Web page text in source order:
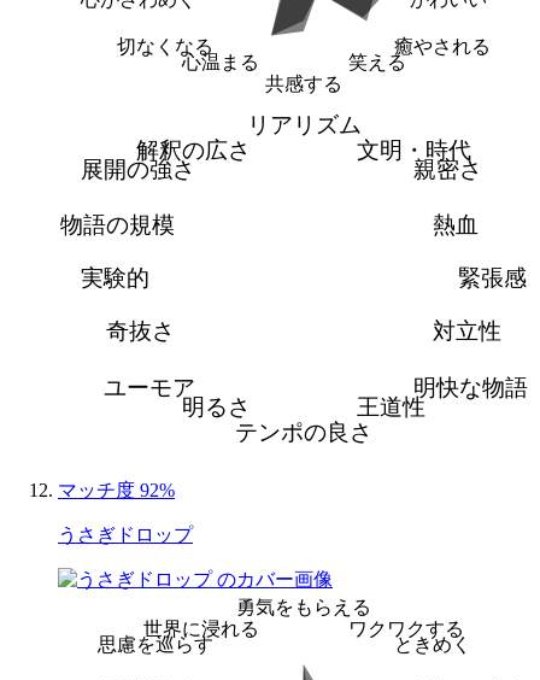
癒やされる
笑える
共感する
心温まる
切なくなる
リアリズム
文明・時代
親密さ
熱血
緊張感
対立性
明快な物語
王道性
テンポの良さ
明るさ
ユーモア
奇抜さ
実験的
物語の規模
展開の強さ
解釈の広さ
マッチ度 92%
うさぎドロップ
勇気をもらえる
ワクワクする
ときめく
思慮を巡らす
世界に浸れる